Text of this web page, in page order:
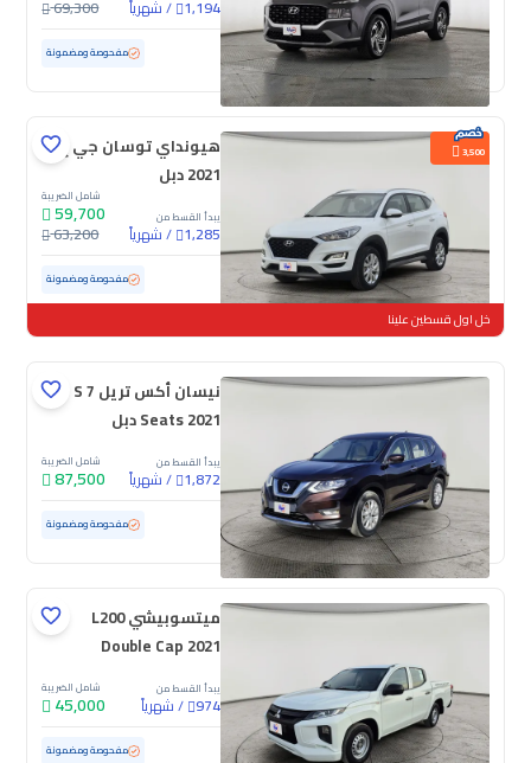
1,194
/شهرياً 69,300
مستعملة 169,404 كم مفحوصة ومضمونة
3,500
هيونداي توسان جي إل
2021 دبل
يبدأ القسط من
1,285
/شهرياً
شامل الضريبة
59,700
63,200
مستعملة 95,113 كم مفحوصة ومضمونة
خل اول قسطين علينا
نيسان أكس تريل S 7
Seats 2021 دبل
يبدأ القسط من
1,872
/شهرياً
شامل الضريبة
87,500
مستعملة 76,959 كم مفحوصة ومضمونة
ميتسوبيشي L200
Double Cap 2021
يبدأ القسط من
974
/شهرياً
شامل الضريبة
45,000
مستعملة 78,182 كم مفحوصة ومضمونة